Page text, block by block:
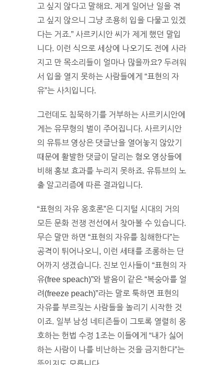
고 싶지 않다고 말해요. 제게 일어난 일을 겪
고 싶지 않으니 그냥 조용히 입을 다물고 있겠
다는 거죠.” 사르키시안 씨가 제게 했던 말입
니다. 이런 식으로 세상에 나오기도 전에 사라
지고 만 목소리들이 얼마나 많을까요? 두려워
서 입을 열지 못하는 사람들에게 “표현의 자
유”는 사치입니다.
그런데도 침묵하기를 거부하는 사르키시안에
게는 유무형의 벌이 주어집니다. 사르키시안
의 유튜브 영상은 댓글난을 열어놓지 않았기
때문에 활발한 댓글이 달리는 혐오 영상들에
비해 홍보 효과를 누리지 못하죠. 유튜브의 노
출 알고리즘에 따른 결과입니다.
“표현의 자유 옹호론”은 디지털 시대의 거의
모든 문화 전쟁 전선에서 찾아볼 수 있습니다.
무슨 말만 하면 “표현의 자유를 침해한다”는
공격이 튀어나오니, 이런 세태를 조롱하는 단
어까지 생겼습니다. 진보 인사들이 “표현의 자
유(free speach)”와 발음이 같은 “복숭아를 얼
려(freeze peach)”라는 말로 툭하면 표현의
자유를 부르짖는 사람들을 놀리기 시작한 것
이죠. 일부 남성 네티즌들이 그토록 열렬히 옹
호하는 헌법 수정 1조는 이들에게 “내가 싫어
하는 사람이 나를 비난하는 것을 금지한다”는